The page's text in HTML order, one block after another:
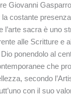
Giovanni
la costante
sacra è uno
alle Scritture e
ponendolo al
che
secondo
con il suo